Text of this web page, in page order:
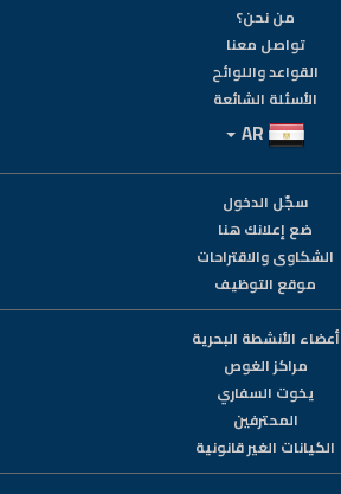
من نحن؟
تواصل معنا
القواعد واللوائح
الأسئلة الشائعة
سجّل الدخول
ضع إعلانك هنا
الشكاوى والاقتراحات
موقع التوظيف
أعضاء الأنشطة البحرية
مراكز الغوص
يخوت السفاري
المحترفين
الكيانات الغير قانونية